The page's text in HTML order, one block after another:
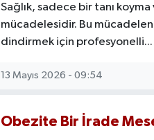
Sağlık, sadece bir tanı
mücadelesidir. Bu
dindirmek için profesyonelli...
13 Mayıs 2026 - 09:54
Obezite Bir İrade